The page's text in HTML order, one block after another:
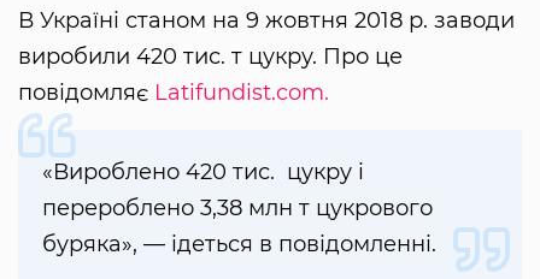
В Україні станом на 9 жовтня 2018 р. заводи
виробили 420 тис. т цукру. Про це
повідомляє Latifundist.com.
«Вироблено 420 тис. цукру і
перероблено 3,38 млн т цукрового
буряка», — ідеться в повідомленні.